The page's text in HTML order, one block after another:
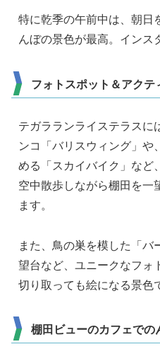
特に乾季の午前中は、朝日
んぼの景色が最高。インス
フォトスポット＆アクテ
テガラランライステラスに
ンコ「バリスウィング」や
める「スカイバイク」など
空中散歩しながら棚田を一
ます。
また、鳥の巣を模した「バ
望台など、ユニークなフォ
切り取っても絵になる景色
棚田ビューのカフェでの